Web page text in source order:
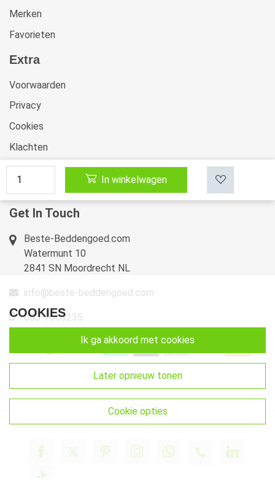
In winkelwagen
Merken
Favorieten
Extra
Voorwaarden
Privacy
Cookies
Klachten
Retourneren & Ruilen
Get In Touch
Beste-Beddengoed.com
Watermunt 10
2841 SN Moordrecht NL
info@beste-beddengoed.com
085-7609235
COOKIES
ik ga akkoord met cookies
later opnieuw tonen
cookie opties